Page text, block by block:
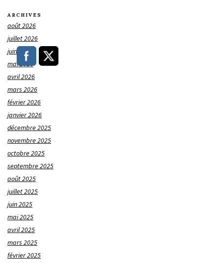
ARCHIVES
août 2026
juillet 2026
juin 2026
mai 2026
avril 2026
mars 2026
février 2026
janvier 2026
décembre 2025
novembre 2025
octobre 2025
septembre 2025
août 2025
juillet 2025
juin 2025
mai 2025
avril 2025
mars 2025
février 2025